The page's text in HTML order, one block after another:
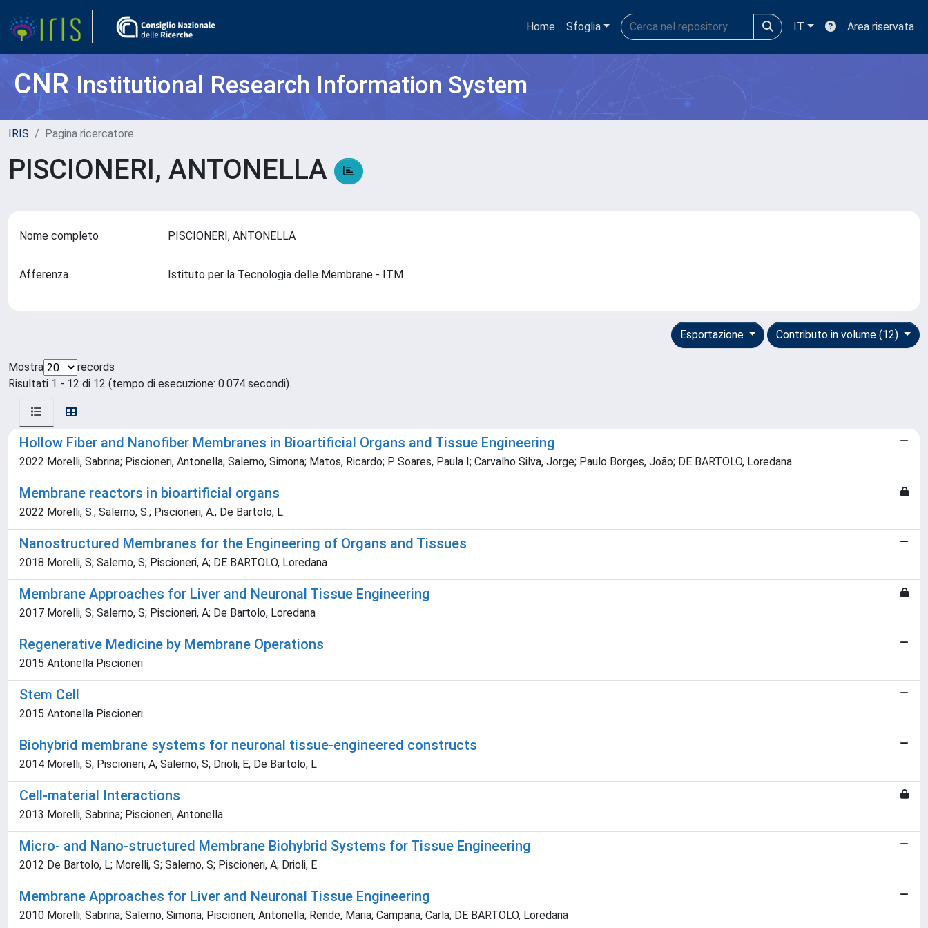
Home Sfoglia IT Area riservata
CNRInstitutional Research Information System
IRIS Pagina ricercatore
PISCIONERI, ANTONELLA
Nome completo PISCIONERI, ANTONELLA
Afferenza Istituto per la Tecnologia delle Membrane - ITM
Contributo in volume (12)
Esportazione
Mostra
records
Risultati 1 - 12 di 12 (tempo di esecuzione: 0.074 secondi).
Hollow Fiber and Nanofiber Membranes in Bioartificial Organs and Tissue Engineering
2022 Morelli, Sabrina; Piscioneri, Antonella; Salerno, Simona; Matos, Ricardo; P Soares, Paula I; Carvalho Silva, Jorge; Paulo Borges, João; DE BARTOLO, Loredana
Membrane reactors in bioartificial organs
2022 Morelli, S.; Salerno, S.; Piscioneri, A.; De Bartolo, L.
Nanostructured Membranes for the Engineering of Organs and Tissues
2018 Morelli, S; Salerno, S; Piscioneri, A; DE BARTOLO, Loredana
Membrane Approaches for Liver and Neuronal Tissue Engineering
2017 Morelli, S; Salerno, S; Piscioneri, A; De Bartolo, Loredana
Regenerative Medicine by Membrane Operations
2015 Antonella Piscioneri
Stem Cell
2015 Antonella Piscioneri
Biohybrid membrane systems for neuronal tissue-engineered constructs
2014 Morelli, S; Piscioneri, A; Salerno, S; Drioli, E; De Bartolo, L
Cell-material Interactions
2013 Morelli, Sabrina; Piscioneri, Antonella
Micro- and Nano-structured Membrane Biohybrid Systems for Tissue Engineering
2012 De Bartolo, L; Morelli, S; Salerno, S; Piscioneri, A; Drioli, E
Membrane Approaches for Liver and Neuronal Tissue Engineering
2010 Morelli, Sabrina; Salerno, Simona; Piscioneri, Antonella; Rende, Maria; Campana, Carla; DE BARTOLO, Loredana